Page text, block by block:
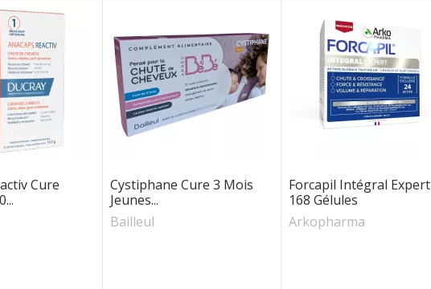
Cure
Cystiphane Cure 3 Mois
Jeunes...
Bailleul
Forcapil Intégral Expert
168 Gélules
Arkopharma